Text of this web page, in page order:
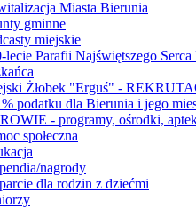
Miasta Bierunia
gminne
miejskie
lecie Parafii Najświętszego Serca
Żłobek "Erguś" -
% podatku dla Bierunia i jego
- programy, ośrodki,
społeczna
nagrody
dla rodzin z dziećmi